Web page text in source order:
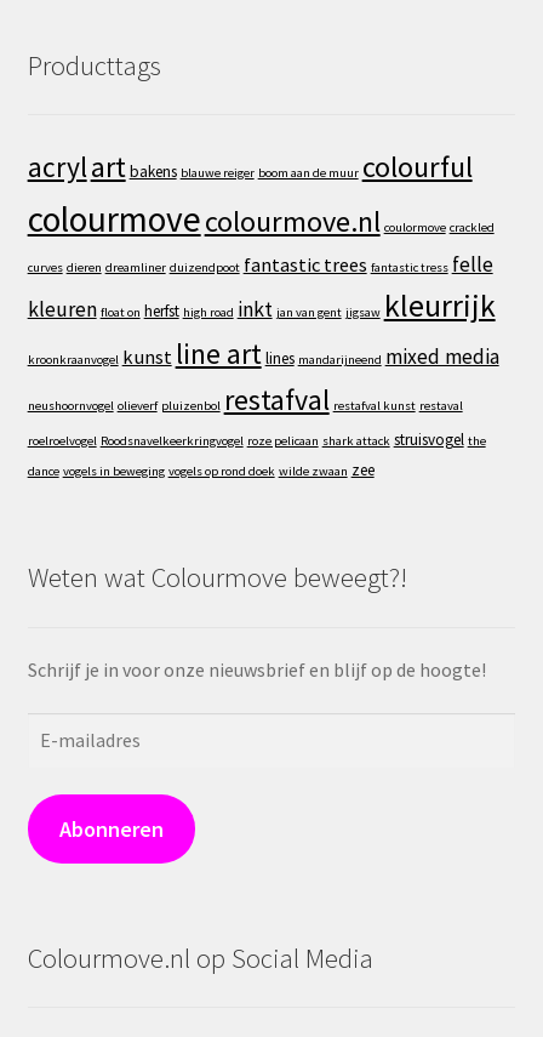
Producttags
acrylartbakens blauwe reiger boom aan de muur colourful
colourmovecolourmove.nl coulormove crackled
curves dieren dreamliner duizendpoot fantastic trees fantastic tress felle
kleuren float on herfst high road inkt jan van gent jigsaw kleurrijk
kroonkraanvogel kunst line artlines mandarijneend mixed media
neushoornvogel olieverf pluizenbol restafval restafval kunst restaval
roelroelvogel Roodsnavelkeerkringvogel roze pelicaan shark attack struisvogel the
dance vogels in beweging vogels op rond doek wilde zwaan zee
Weten wat Colourmove beweegt?!
Schrijf je in voor onze nieuwsbrief en blijf op de hoogte!
Abonneren
Colourmove.nl op Social Media